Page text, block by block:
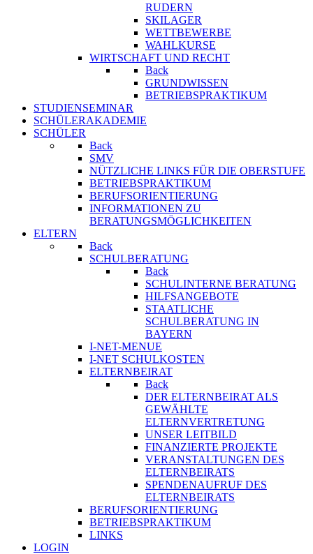
RUDERN
SKILAGER
WETTBEWERBE
WAHLKURSE
WIRTSCHAFT UND RECHT
Back
GRUNDWISSEN
BETRIEBSPRAKTIKUM
STUDIENSEMINAR
SCHÜLERAKADEMIE
SCHÜLER
Back
SMV
NÜTZLICHE LINKS FÜR DIE OBERSTUFE
BETRIEBSPRAKTIKUM
BERUFSORIENTIERUNG
INFORMATIONEN ZU
BERATUNGSMÖGLICHKEITEN
ELTERN
Back
SCHULBERATUNG
Back
SCHULINTERNE BERATUNG
HILFSANGEBOTE
STAATLICHE
SCHULBERATUNG IN
BAYERN
I-NET-MENUE
I-NET SCHULKOSTEN
ELTERNBEIRAT
Back
DER ELTERNBEIRAT ALS
GEWÄHLTE
ELTERNVERTRETUNG
UNSER LEITBILD
FINANZIERTE PROJEKTE
VERANSTALTUNGEN DES
ELTERNBEIRATS
SPENDENAUFRUF DES
ELTERNBEIRATS
BERUFSORIENTIERUNG
BETRIEBSPRAKTIKUM
LINKS
LOGIN